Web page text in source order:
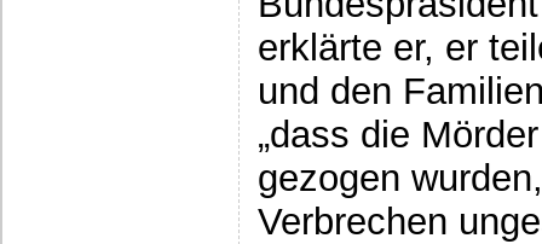
erklärte er, er
und den
„dass die
gezogen
Verbrechen